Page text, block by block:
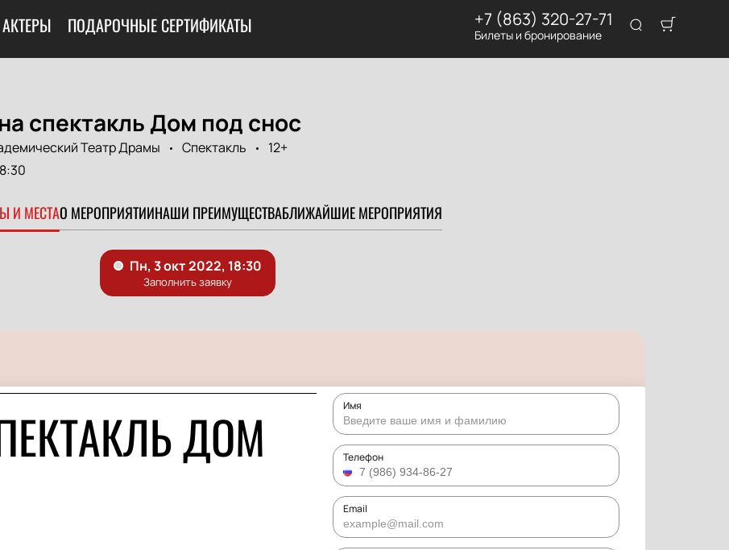
АКТЕРЫ ПОДАРОЧНЫЕ СЕРТИФИКАТЫ +7 (863) 320-27-71
Билеты и бронирование
спектакль Дом под снос
Театр Драмы Спектакль
12+
И МЕСТАО МЕРОПРИЯТИИНАШИ ПРЕИМУЩЕСТВАБЛИЖАЙШИЕ МЕРОПРИЯТИЯ
ДОМ Имя
Телефон
Email